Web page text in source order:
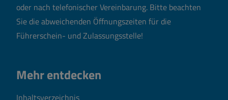
oder nach telefonischer Vereinbarung. Bitte beachten
Sie die abweichenden Öffnungszeiten für die
Führerschein- und Zulassungsstelle!
Mehr entdecken
Inhaltsverzeichnis